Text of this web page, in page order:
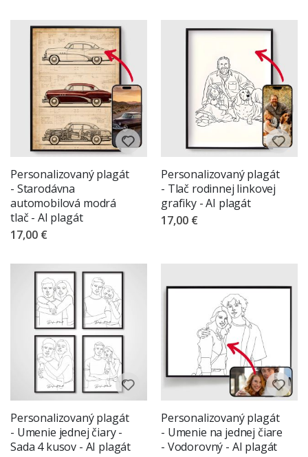
Personalizovaný plagát
- Starodávna
automobilová modrá
tlač - AI plagát
17,00 €
Personalizovaný plagát
- Tlač rodinnej linkovej
grafiky - AI plagát
17,00 €
Personalizovaný plagát
- Umenie jednej čiary -
Sada 4 kusov - AI plagát
Personalizovaný plagát
- Umenie na jednej čiare
- Vodorovný - AI plagát